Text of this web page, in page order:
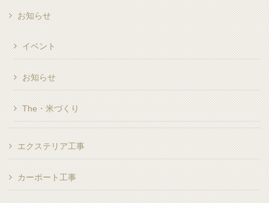
お知らせ
イベント
お知らせ
The・米づくり
エクステリア工事
カーポート工事